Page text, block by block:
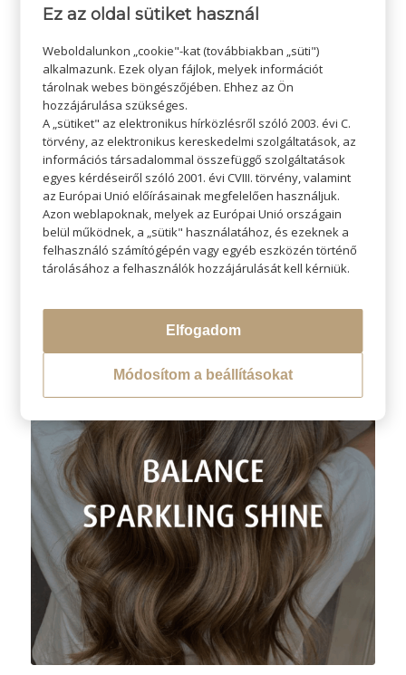
Effektek, highlightok és lágy színek palettája. A Douce
Színekkel lágy árnyalatokkal gazdagíthatjuk a natúr vagy
akár az előszőkített hajat, és könnyedén varázsolhatunk
vele divatos és kreatív hajszínt. A 6 Douce szín:
LAVENDER, PEACH, BLUEBERRY, SILVER, LYCHEE,
Ez az oldal sütiket használ
Weboldalunkon „cookie"-kat (továbbiakban „süti")
alkalmazunk. Ezek olyan fájlok, melyek információt
tárolnak webes böngészőjében. Ehhez az Ön
hozzájárulása szükséges.
A „sütiket" az elektronikus hírközlésről szóló 2003. évi C.
törvény, az elektronikus kereskedelmi szolgáltatások, az
információs társadalommal összefüggő szolgáltatások
egyes kérdéseiről szóló 2001. évi CVIII. törvény, valamint
az Európai Unió előírásainak megfelelően használjuk.
Azon weblapoknak, melyek az Európai Unió országain
belül működnek, a „sütik" használatához, és ezeknek a
felhasználó számítógépén vagy egyéb eszközén történő
tárolásához a felhasználók hozzájárulását kell kérniük.
Elfogadom
Módosítom a beállításokat